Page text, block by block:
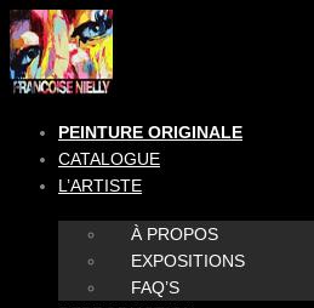
Aller
au
contenu
PEINTURE ORIGINALE
CATALOGUE
L’ARTISTE
À PROPOS
EXPOSITIONS
FAQ’S